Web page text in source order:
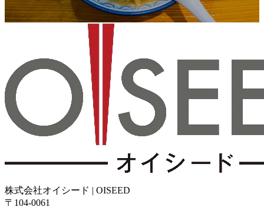
株式会社オイシード | OISEED
〒104-0061